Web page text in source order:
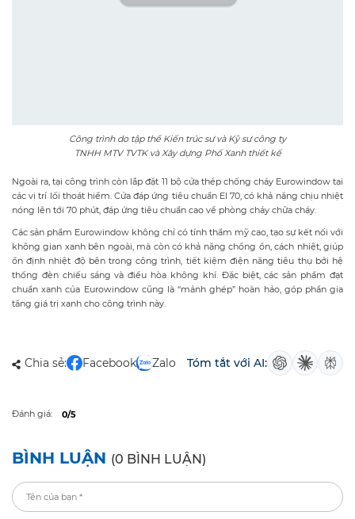
Công trình do tập thể Kiến trúc sư và Kỹ sư công ty
TNHH MTV TVTK và Xây dựng Phố Xanh thiết kế
Ngoài ra, tại công trình còn lắp đặt 11 bộ cửa thép chống cháy Eurowindow tại
các vị trí lối thoát hiểm. Cửa đáp ứng tiêu chuẩn EI 70, có khả năng chịu nhiệt
nóng lên tới 70 phút, đáp ứng tiêu chuẩn cao về phòng cháy chữa cháy.
Các sản phẩm Eurowindow không chỉ có tính thẩm mỹ cao, tạo sự kết nối với
không gian xanh bên ngoài, mà còn có khả năng chồng ồn, cách nhiệt, giúp
ổn định nhiệt độ bên trong công trình, tiết kiệm điện năng tiêu thụ bởi hệ
thống đèn chiếu sáng và điều hòa không khí. Đặc biệt, các sản phẩm đạt
chuẩn xanh của Eurowindow cũng là “mảnh ghép” hoàn hảo, góp phần gia
tăng giá trị xanh cho công trình này.
Chia sẻ: Facebook Zalo Tóm tắt với AI:
Đánh giá: 0/5
BÌNH LUẬN (0 BÌNH LUẬN)